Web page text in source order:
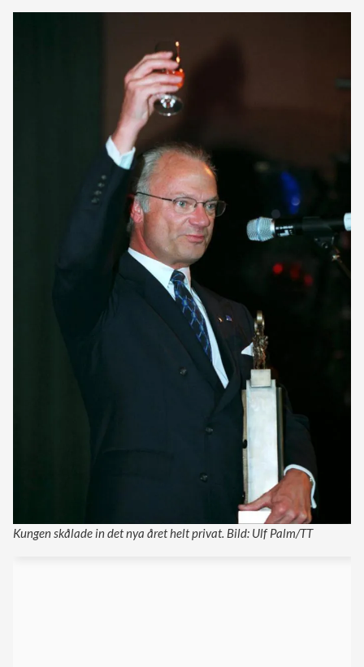
Kungen skålade in det nya året helt privat. Bild: Ulf Palm/TT